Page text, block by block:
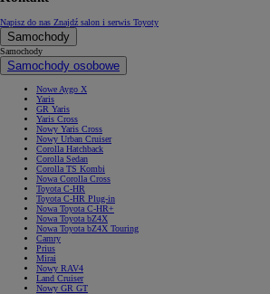
Napisz do nas Znajdź salon i serwis Toyoty
Samochody
Samochody
Samochody osobowe
Nowe Aygo X
Yaris
GR Yaris
Yaris Cross
Nowy Yaris Cross
Nowy Urban Cruiser
Corolla Hatchback
Corolla Sedan
Corolla TS Kombi
Nowa Corolla Cross
Toyota C-HR
Toyota C-HR Plug-in
Nowa Toyota C-HR+
Nowa Toyota bZ4X
Nowa Toyota bZ4X Touring
Camry
Prius
Mirai
Nowy RAV4
Land Cruiser
Nowy GR GT